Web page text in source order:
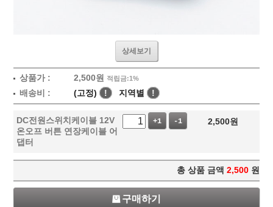
상세보기
상품가 : 2,500원 적립금:1%
배송비 : (고정) ! 지역별 !
DC전원스위치케이블 12V
온오프 버튼 연장케이블 어
댑터
+1 -1 2,500원
총 상품 금액 2,500 원
구매하기